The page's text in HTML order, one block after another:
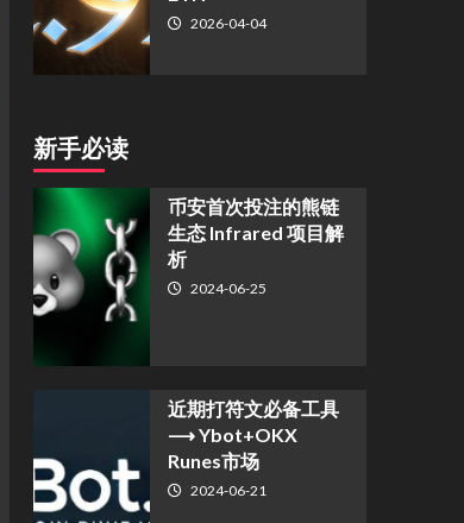
2026-04-04
新手必读
币安首次投注的熊链
生态 Infrared 项目解
析
2024-06-25
近期打符文必备工具
⟶ Ybot+OKX
Runes市场
2024-06-21